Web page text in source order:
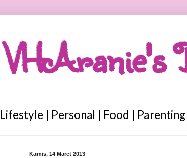
VHAranie's
Lifestyle | Personal | Food |
Kamis, 14 Maret 2013